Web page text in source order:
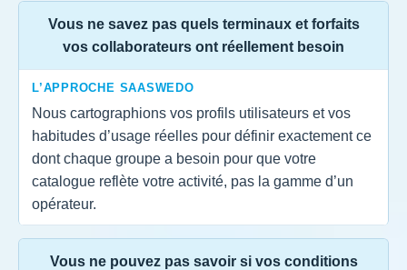
Vous ne savez pas quels terminaux et forfaits
vos collaborateurs ont réellement besoin
L’APPROCHE SAASWEDO
Nous cartographions vos profils utilisateurs et vos
habitudes d’usage réelles pour définir exactement ce
dont chaque groupe a besoin pour que votre
catalogue reflète votre activité, pas la gamme d’un
opérateur.
Vous ne pouvez pas savoir si vos conditions